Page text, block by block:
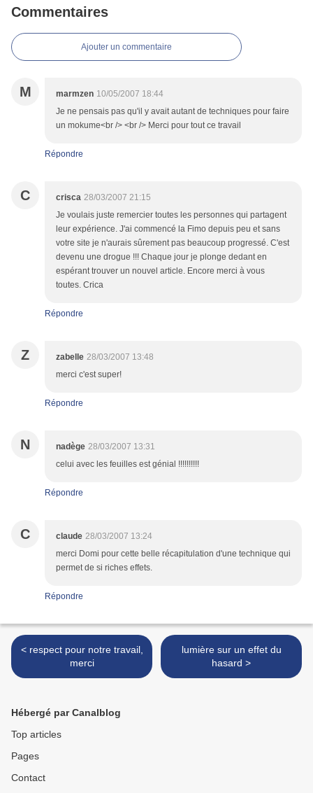
Commentaires
Ajouter un commentaire
M marmzen 10/05/2007 18:44
Je ne pensais pas qu'il y avait autant de techniques pour faire
un mokume<br /> <br /> Merci pour tout ce travail
Répondre
C crisca 28/03/2007 21:15
Je voulais juste remercier toutes les personnes qui partagent
leur expérience. J'ai commencé la Fimo depuis peu et sans
votre site je n'aurais sûrement pas beaucoup progressé. C'est
devenu une drogue !!! Chaque jour je plonge dedant en
espérant trouver un nouvel article. Encore merci à vous
toutes. Crica
Répondre
Z zabelle 28/03/2007 13:48
merci c'est super!
Répondre
N nadège 28/03/2007 13:31
celui avec les feuilles est génial !!!!!!!!!!
Répondre
C claude 28/03/2007 13:24
merci Domi pour cette belle récapitulation d'une technique qui
permet de si riches effets.
Répondre
< respect pour notre travail,
merci
lumière sur un effet du
hasard >
Hébergé par Canalblog
Top articles
Pages
Contact